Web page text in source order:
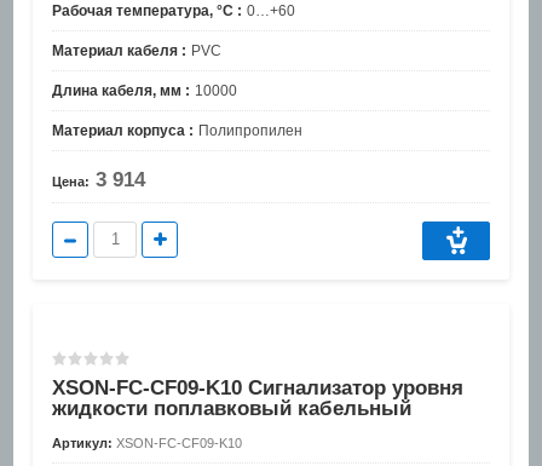
Рабочая температура, °C : 0…+60
Материал кабеля : PVC
Длина кабеля, мм : 10000
Материал корпуса : Полипропилен
Цена: 3 914
XSON-FC-CF09-K10 Сигнализатор уровня
жидкости поплавковый кабельный
Артикул: XSON-FC-CF09-K10